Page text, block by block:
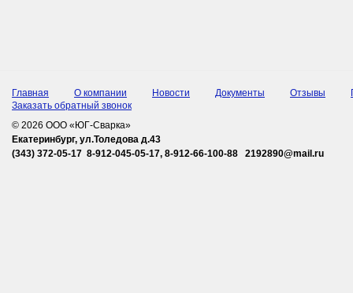
Главная О компании Новости Документы Отзывы
Заказать обратный звонок
© 2026 ООО «ЮГ-Сварка»
Екатеринбург, ул.Толедова д.43
(343) 372-05-17 8-912-045-05-17, 8-912-66-100-88 2192890@mail.ru